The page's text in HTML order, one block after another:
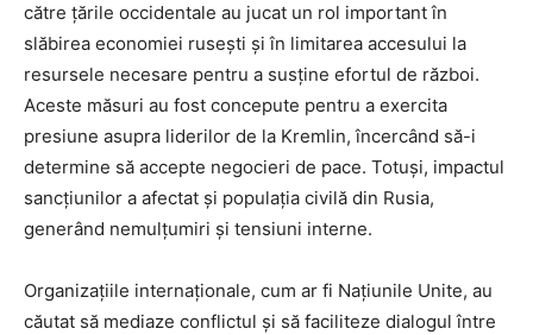
către țările occidentale au jucat un rol important în
slăbirea economiei rusești și în limitarea accesului la
resursele necesare pentru a susține efortul de război.
Aceste măsuri au fost concepute pentru a exercita
presiune asupra liderilor de la Kremlin, încercând să-i
determine să accepte negocieri de pace. Totuși, impactul
sancțiunilor a afectat și populația civilă din Rusia,
generând nemulțumiri și tensiuni interne.
Organizațiile internaționale, cum ar fi Națiunile Unite, au
căutat să mediaze conflictul și să faciliteze dialogul între